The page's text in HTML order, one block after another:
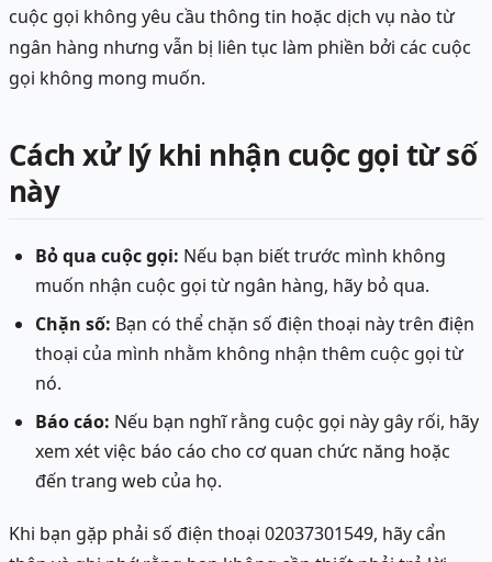
cuộc gọi không yêu cầu thông tin hoặc dịch vụ nào từ
ngân hàng nhưng vẫn bị liên tục làm phiền bởi các cuộc
gọi không mong muốn.
Cách xử lý khi nhận cuộc gọi từ số
này
Bỏ qua cuộc gọi: Nếu bạn biết trước mình không
muốn nhận cuộc gọi từ ngân hàng, hãy bỏ qua.
Chặn số: Bạn có thể chặn số điện thoại này trên điện
thoại của mình nhằm không nhận thêm cuộc gọi từ
nó.
Báo cáo: Nếu bạn nghĩ rằng cuộc gọi này gây rối, hãy
xem xét việc báo cáo cho cơ quan chức năng hoặc
đến trang web của họ.
Khi bạn gặp phải số điện thoại 02037301549, hãy cẩn